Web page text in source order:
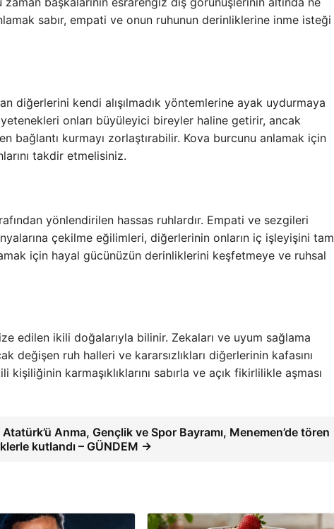
sabır, empati ve onun ruhunun derinliklerine inme isteği
diğerlerini kendi alışılmadık yöntemlerine ayak uydurmaya
onları büyüleyici bireyler haline getirir, ancak
bağlantı kurmayı zorlaştırabilir. Kova burcunu anlamak için
takdir etmelisiniz.
yönlendirilen hassas ruhlardır. Empati ve sezgileri
çekilme eğilimleri, diğerlerinin onların iç işleyişini tam
için hayal gücünüzün derinliklerini keşfetmeye ve ruhsal
edilen ikili doğalarıyla bilinir. Zekaları ve uyum sağlama
değişen ruh halleri ve kararsızlıkları diğerlerinin kafasını
karmaşıklıklarını sabırla ve açık fikirlilikle aşması
Atatürk’ü Anma, Gençlik ve Spor Bayramı, Menemen’de tören
kutlandı – GÜNDEM →